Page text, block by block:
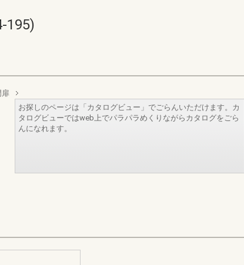
195)
扉
お探しのページは「カタログビュー」でごらんいただけます。カ
タログビューではweb上でパラパラめくりながらカタログをごら
んになれます。